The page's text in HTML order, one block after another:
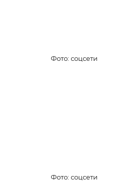
Фото: соцсети
Фото: соцсети